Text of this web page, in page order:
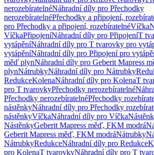
nerozebíratelnéNáhradní díly pro Přechodky
nerozebíratelnéPřechodky a připojení,
pro Přechodky a připojení, rozebíratelnéVíčka
VíčkaPřipojeníNáhradní díly pro PřipojeníT
vytápěníNáhradní díly pro T tvarovky pro
vytápěníNáhradní díly pro Připojení pro
měď plynNáhradní díly pro Geberit Mapress
plynNátrubkyNáhradní díly pro Nátrubky
RedukceKolenaNáhradní díly pro KolenaT
pro T tvarovkyPřechodky nerozebíratelné
Přechodky nerozebíratelnéPřechodky
nástěnkyNáhradní díly pro Přechodky
nástěnkyVíčkaNáhradní díly pro Víčka
NástěnkyGeberit Mapress měď, FKM modrá
Geberit Mapress měď, FKM modráNátrubky
NátrubkyRedukceNáhradní díly pro Redukce
pro KolenaT tvarovkyNáhradní díly pro T